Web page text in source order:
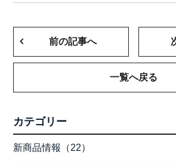
前の記事へ
一覧へ戻る
カテゴリー
新商品情報（22）